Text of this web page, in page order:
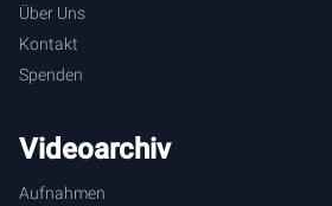
Über Uns
Kontakt
Spenden
Videoarchiv
Aufnahmen